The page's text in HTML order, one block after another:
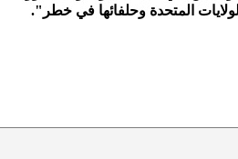
الولايات المتحدة وحلفائها في خطر".